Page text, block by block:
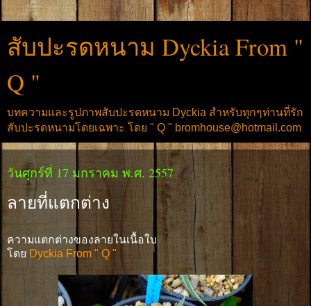
สับปะรดหนาม Dyckia From "
Q "
บทความและรูปภาพสับปะรดหนาม Dyckia สำหรับทุกๆท่านที่รัก
สับปะรดหนามโดยเฉพาะ โดย " Q " bromhouse@hotmail.com
วันศุกร์ที่ 17 มกราคม พ.ศ. 2557
ลายที่แตกต่าง
ความแตกต่างของลายในเนื้อใบ
โดยDyckia From " Q "